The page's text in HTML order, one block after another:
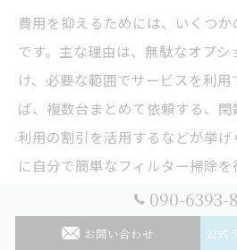
費用を抑えるためには、いくつ
です。主な理由は、無駄なオプ
け、必要な範囲でサービスを利用
ば、複数台まとめて依頼する、
利用の割引を活用するなどが挙げ
に自分で簡単なフィルター掃除
グのみ依頼する方法もあります。
さえれば、神奈川県内でもお得
090-6393-
お問い合わせ 公式